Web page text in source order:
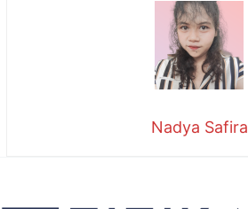
Nadya Safira